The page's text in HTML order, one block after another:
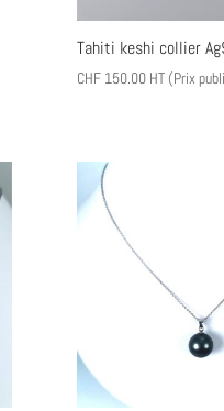
Tahiti keshi collier
CHF150.00 HT (Prix